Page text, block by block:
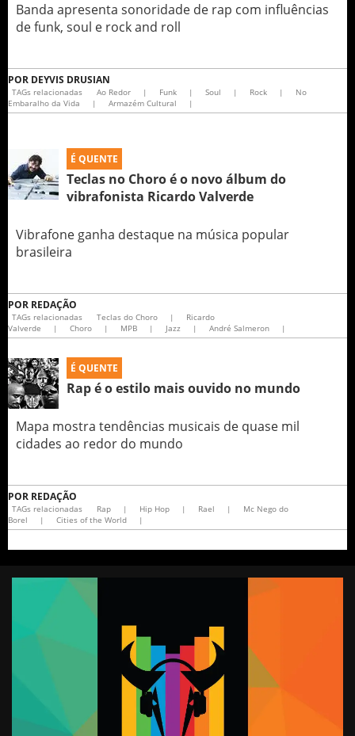
Banda apresenta sonoridade de rap com influências
de funk, soul e rock and roll
POR DEYVIS DRUSIAN
TAGs relacionadas Ao Redor | Funk | Soul | Rock |
No
Embaralho da Vida
| Armazém Cultural |
É QUENTE
Teclas no Choro é o novo álbum do
vibrafonista Ricardo Valverde
Vibrafone ganha destaque na música popular
brasileira
POR REDAÇÃO
TAGs relacionadas Teclas do Choro |
Ricardo
Valverde
| Choro | MPB | Jazz | André Salmeron |
É QUENTE
Rap é o estilo mais ouvido no mundo
Mapa mostra tendências musicais de quase mil
cidades ao redor do mundo
POR REDAÇÃO
TAGs relacionadas Rap | Hip Hop | Rael |
Mc Nego do
Borel
| Cities of the World |